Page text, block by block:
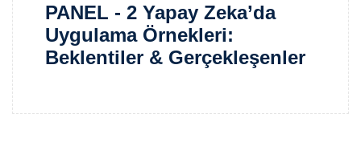
PANEL - 2 Yapay Zeka’da
Uygulama Örnekleri:
Beklentiler & Gerçekleşenler